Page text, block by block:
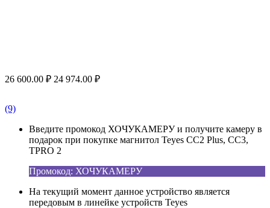
26 600.00 ₽ 24 974.00 ₽
(9)
Введите промокод ХОЧУКАМЕРУ и получите камеру в
подарок при покупке магнитол Teyes CC2 Plus, CC3,
TPRO 2
Промокод: ХОЧУКАМЕРУ
На текущий момент данное устройство является
передовым в линейке устройств Teyes